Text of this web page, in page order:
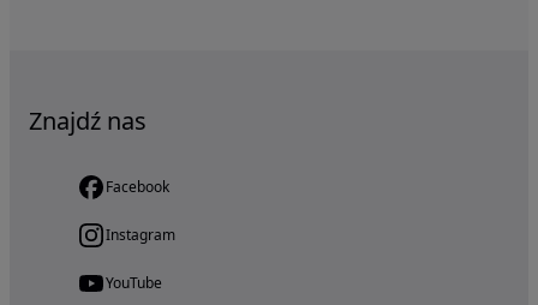
Znajdź nas
Facebook
Instagram
YouTube